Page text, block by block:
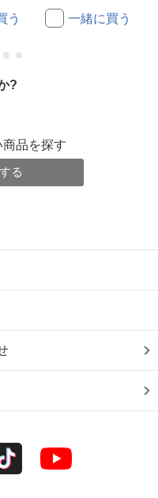
う 一緒に買う
?
品を探す
る